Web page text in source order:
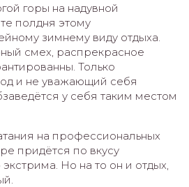
горы на надувной
полдня этому
зимнему виду отдыха.
смех, распрекрасное
Только
и не уважающий себя
у себя таким местом
на профессиональных
придётся по вкусу
Но на то он и отдых,